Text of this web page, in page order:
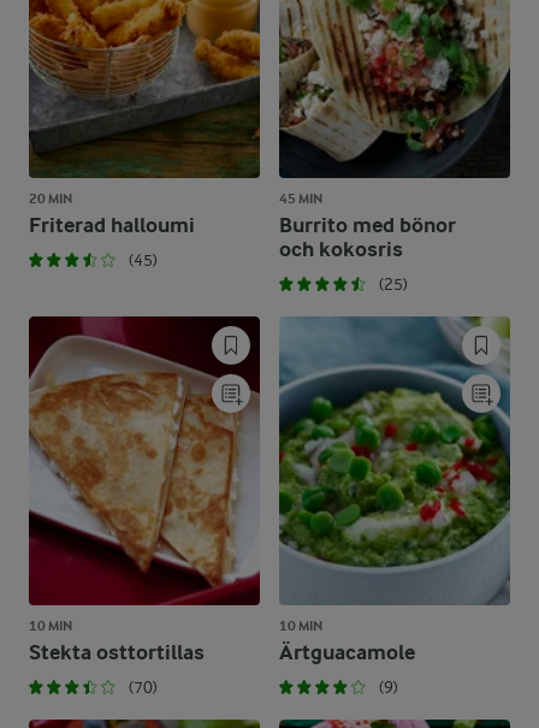
20 MIN
Friterad halloumi
(45)
45 MIN
Burrito med bönor
och kokosris
(25)
10 MIN
Stekta osttortillas
(70)
10 MIN
Ärtguacamole
(9)